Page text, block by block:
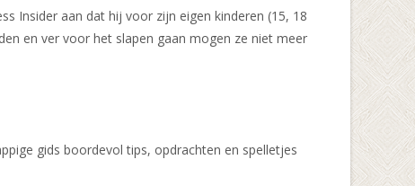
Insider aan dat hij voor zijn eigen kinderen (15, 18
en ver voor het slapen gaan mogen ze niet meer
gids boordevol tips, opdrachten en spelletjes